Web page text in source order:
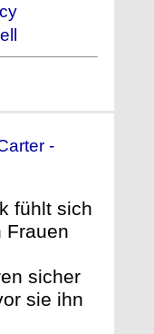
-
fühlt sich
Frauen
sicher
sie ihn